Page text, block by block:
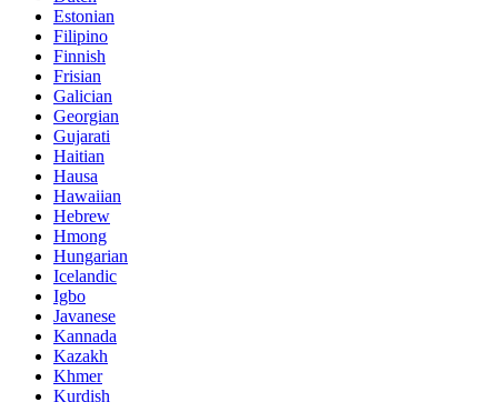
Estonian
Filipino
Finnish
Frisian
Galician
Georgian
Gujarati
Haitian
Hausa
Hawaiian
Hebrew
Hmong
Hungarian
Icelandic
Igbo
Javanese
Kannada
Kazakh
Khmer
Kurdish